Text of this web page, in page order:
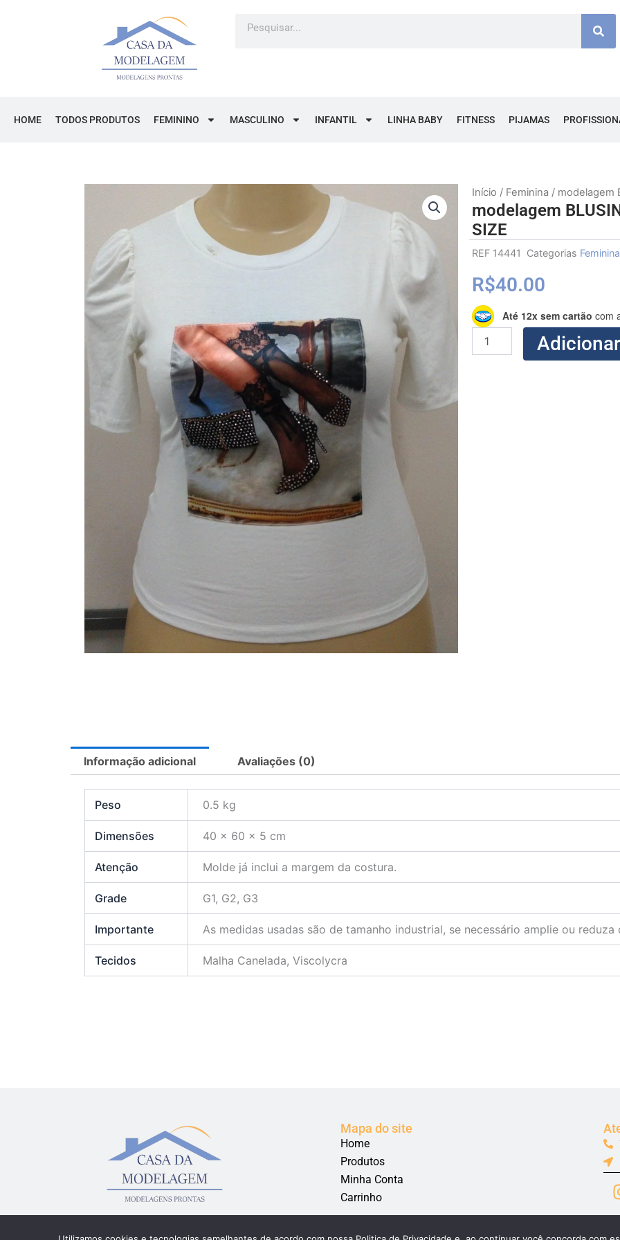
HOME TODOS PRODUTOS FEMININO MASCULINO INFANTIL LINHA BABY FITNESS PIJAMAS
Início / Feminina / modelagem
modelagem
SIZE
REF 14441 Categorias Feminina
R$40.00
Até 12x sem cartão com
modelagem
BLUSINHA
MANGA
PRINCESA
Informação adicional Avaliações (0)
Peso 0.5 kg
Dimensões 40 × 60 × 5 cm
Atenção Molde já inclui a margem da costura.
Grade G1, G2, G3
Importante As medidas usadas são de tamanho industrial, se necessário amplie ou
Tecidos Malha Canelada, Viscolycra
Mapa do site
Home
Produtos
Minha Conta
Carrinho